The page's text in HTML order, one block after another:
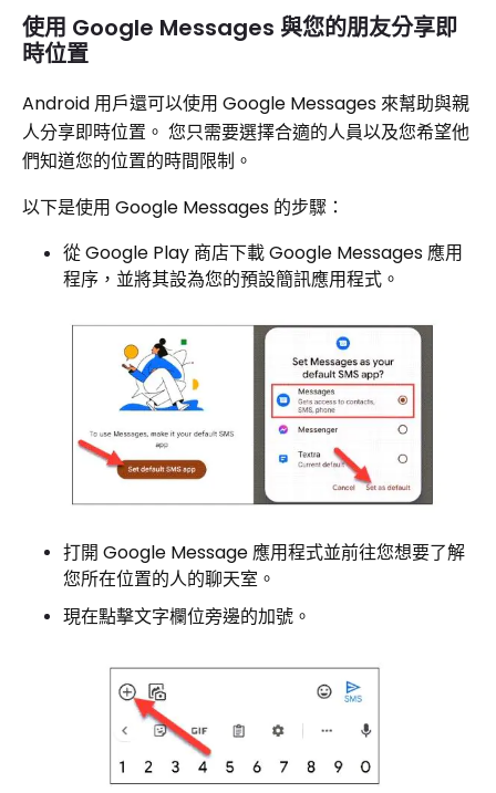
使用 Google Messages 與您的朋友分享即
時位置
Android 用戶還可以使用 Google Messages 來幫助與親
人分享即時位置。 您只需要選擇合適的人員以及您希望他
們知道您的位置的時間限制。
以下是使用 Google Messages 的步驟：
從 Google Play 商店下載 Google Messages 應用
程序，並將其設為您的預設簡訊應用程式。
打開 Google Message 應用程式並前往您想要了解
您所在位置的人的聊天室。
現在點擊文字欄位旁邊的加號。